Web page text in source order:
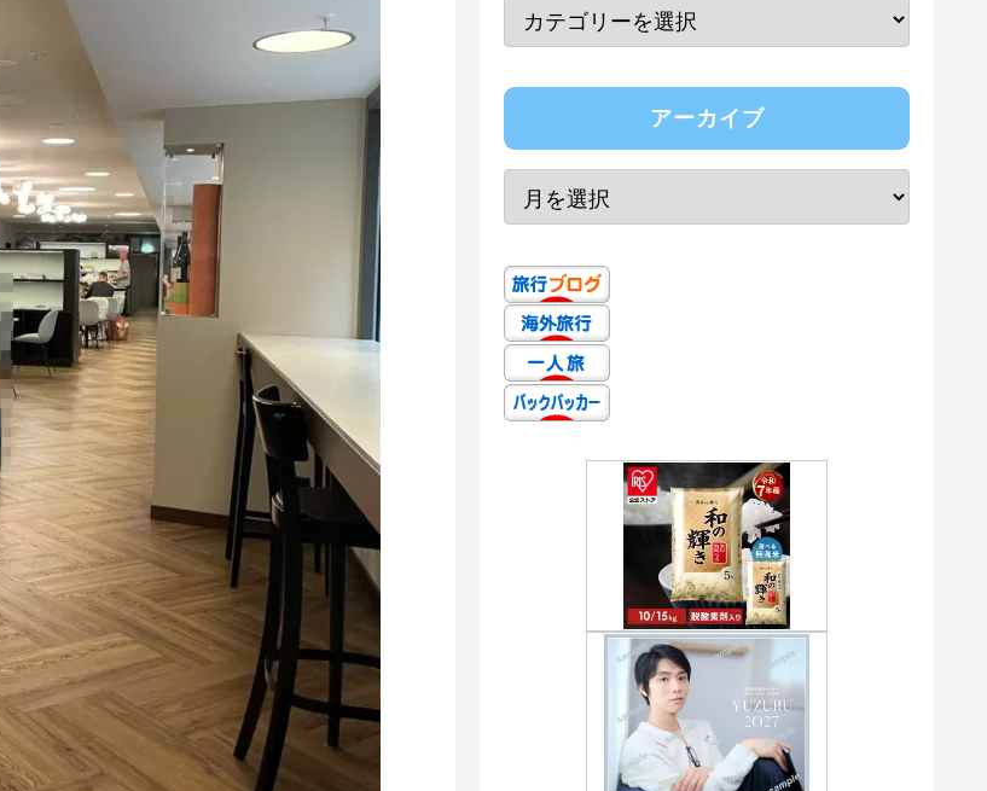
アーカイブ